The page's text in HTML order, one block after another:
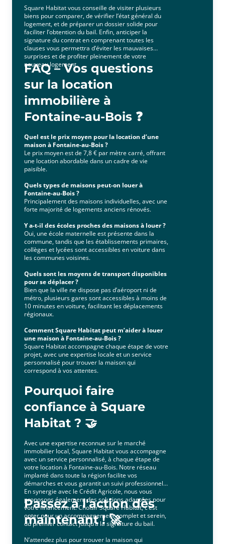
Square Habitat vous conseille de visiter plusieurs
biens pour comparer, de vérifier l’état général du
logement, et de préparer un dossier solide pour
faciliter l’obtention du bail. Enfin, anticiper la
signature du contrat en comprenant toutes les
clauses vous permettra d’éviter les mauvaises
surprises et de profiter pleinement de votre
nouveau logement.
FAQ – Vos questions
sur la location
immobilière à
Fontaine-au-Bois ❓
Quel est le prix moyen pour la location d’une
maison à Fontaine-au-Bois ?
Le prix moyen est de 7,8 € par mètre carré, offrant
une location abordable dans un cadre de vie
paisible.
Quels types de maisons peut-on louer à
Fontaine-au-Bois ?
Principalement des maisons individuelles, avec une
forte majorité de logements anciens rénovés.
Y a-t-il des écoles proches des maisons à louer ?
Oui, une école maternelle est présente dans la
commune, tandis que les établissements primaires,
collèges et lycées sont accessibles en voiture dans
les communes voisines.
Quels sont les moyens de transport disponibles
pour se déplacer ?
Bien que la ville ne dispose pas d’aéroport ni de
métro, plusieurs gares sont accessibles à moins de
10 minutes en voiture, facilitant les déplacements
régionaux.
Comment Square Habitat peut m’aider à louer
une maison à Fontaine-au-Bois ?
Square Habitat accompagne chaque étape de votre
projet, avec une expertise locale et un service
personnalisé pour trouver la maison qui
correspond à vos attentes.
Pourquoi faire
confiance à Square
Habitat ? 🤝
Avec une expertise reconnue sur le marché
immobilier local, Square Habitat vous accompagne
avec un service personnalisé, à chaque étape de
votre location à Fontaine-au-Bois. Notre réseau
implanté dans toute la région facilite vos
démarches et vous garantit un suivi professionnel.
En synergie avec le Crédit Agricole, nous vous
proposons également des solutions adaptées pour
votre financement. Choisir Square Habitat, c’est
opter pour un accompagnement complet et serein,
du premier contact jusqu’à la signature du bail.
Passez à l'action dès
maintenant ! 🚀
N’attendez plus pour trouver la maison qui